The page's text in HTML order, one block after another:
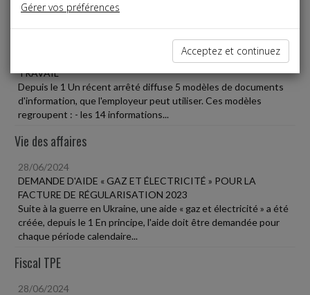
INFORMATIONS DES SALARIÉS SUR LA RELATION DE
TRAVAIL
Depuis le 1 Un récent arrêté diffuse 5 modèles de documents
d'information, que l'employeur peut utiliser. Ces modèles
regroupent : - les 14 informations...
Vie des affaires
28/06/2024
DEMANDE D'AIDE « GAZ ET ÉLECTRICITÉ » POUR LA
FACTURE DE RÉGULARISATION 2023
Suite à la guerre en Ukraine, une aide « gaz et électricité » a été
créée, depuis le 1 En principe, l'aide doit être demandée pour
chaque période calendaire...
Fiscal TPE
28/06/2024
Gérer vos préférences
Acceptez et continuez